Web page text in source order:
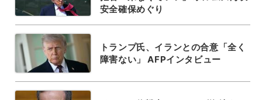
安全確保めぐり
トランプ氏、イランとの合意「全く
障害ない」 AFPインタビュー